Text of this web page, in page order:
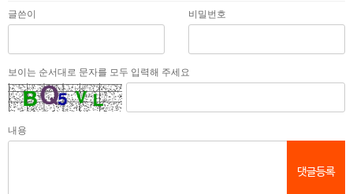
글쓴이 비밀번호
보이는 순서대로 문자를 모두 입력해 주세요
내용
댓글등록